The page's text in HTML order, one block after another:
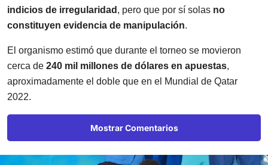
indicios de irregularidad , pero que por sí solas no
constituyen evidencia de manipulación.
El organismo estimó que durante el torneo se movieron
cerca de 240 mil millones de dólares en apuestas,
aproximadamente el doble que en el Mundial de Qatar
2022.
Mostrar Comentarios